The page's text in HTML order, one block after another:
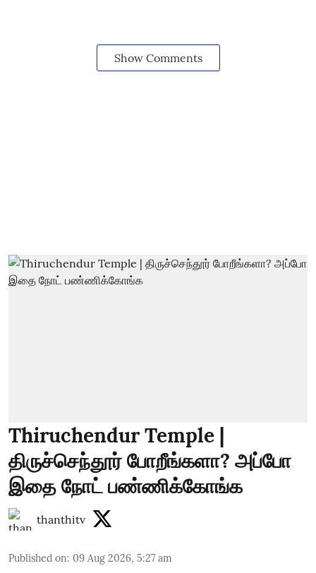
Show Comments
Thiruchendur Temple |
திருச்செந்தூர் போறீங்களா? அப்போ
இதை நோட் பண்ணிக்கோங்க
thanthitv
Published on: 09 Aug 2026, 5:27 am